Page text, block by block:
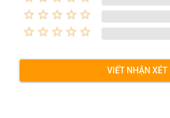
star_border star_border star_border star_border star_border
star_border star_border star_border star_border star_border
VIẾT NHẬN XÉT